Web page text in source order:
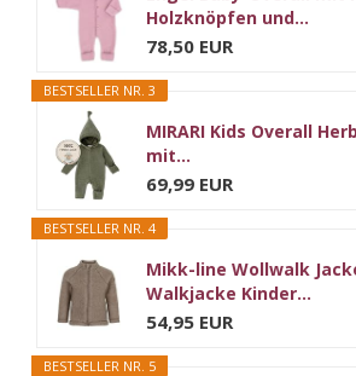
Holzknöpfen und...
78,50 EUR
BESTSELLER NR. 3
MIRARI Kids Overall
mit...
69,99 EUR
BESTSELLER NR. 4
Mikk-line Wollwalk
Walkjacke Kinder...
54,95 EUR
BESTSELLER NR. 5